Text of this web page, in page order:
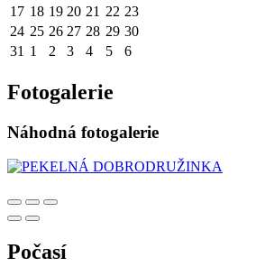
17 18 19 20 21 22 23
24 25 26 27 28 29 30
31 1 2 3 4 5 6
Fotogalerie
Náhodná fotogalerie
Počasí